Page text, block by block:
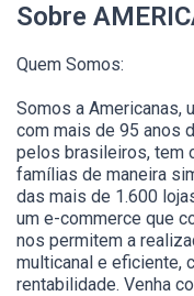
Sobre
Quem Somos:
Somos a Americanas,
com mais de 95 anos
pelos brasileiros, tem
famílias de maneira
das mais de 1.600
um e-commerce que
nos permitem a
multicanal e eficiente,
rentabilidade. Venha